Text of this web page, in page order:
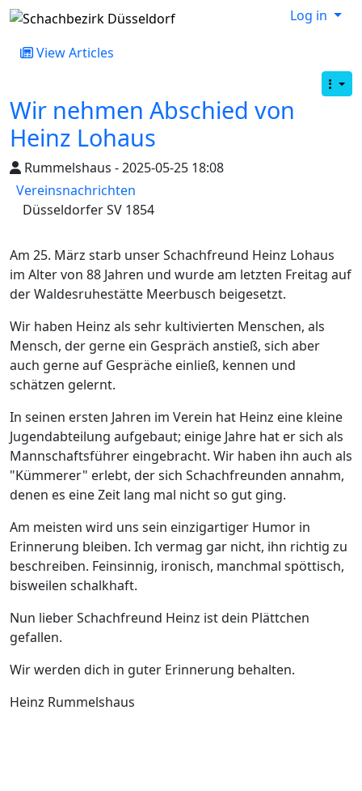
Log in
View Articles
Wir nehmen Abschied von
Heinz Lohaus
Rummelshaus - 2025-05-25 18:08
Vereinsnachrichten
Düsseldorfer SV 1854
Am 25. März starb unser Schachfreund Heinz Lohaus
im Alter von 88 Jahren und wurde am letzten Freitag auf
der Waldesruhestätte Meerbusch beigesetzt.
Wir haben Heinz als sehr kultivierten Menschen, als
Mensch, der gerne ein Gespräch anstieß, sich aber
auch gerne auf Gespräche einließ, kennen und
schätzen gelernt.
In seinen ersten Jahren im Verein hat Heinz eine kleine
Jugendabteilung aufgebaut; einige Jahre hat er sich als
Mannschaftsführer eingebracht. Wir haben ihn auch als
"Kümmerer" erlebt, der sich Schachfreunden annahm,
denen es eine Zeit lang mal nicht so gut ging.
Am meisten wird uns sein einzigartiger Humor in
Erinnerung bleiben. Ich vermag gar nicht, ihn richtig zu
beschreiben. Feinsinnig, ironisch, manchmal spöttisch,
bisweilen schalkhaft.
Nun lieber Schachfreund Heinz ist dein Plättchen
gefallen.
Wir werden dich in guter Erinnerung behalten.
Heinz Rummelshaus